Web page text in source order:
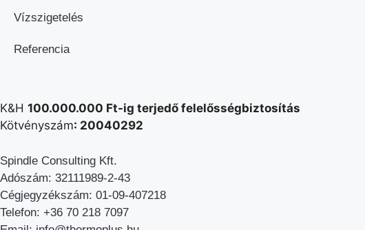
Vízszigetelés
Referencia
K&H 100.000.000 Ft-ig terjedő felelősségbiztosítás
Kötvényszám: 20040292
Spindle Consulting Kft.
Adószám: 32111989-2-43
Cégjegyzékszám: 01-09-407218
Telefon: +36 70 218 7097